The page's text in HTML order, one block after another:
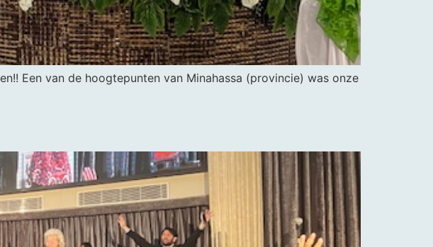
Een van de hoogtepunten van Minahassa (provincie) was onze